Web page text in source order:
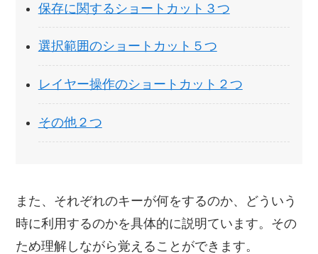
保存に関するショートカット３つ
選択範囲のショートカット５つ
レイヤー操作のショートカット２つ
その他２つ
また、それぞれのキーが何をするのか、どういう
時に利用するのかを具体的に説明ています。その
ため理解しながら覚えることができます。